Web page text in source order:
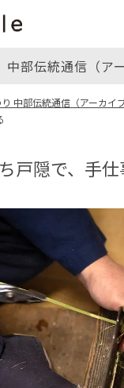
部伝統通信（ア
中部伝統通信（アーカイブ
戸隠で、手